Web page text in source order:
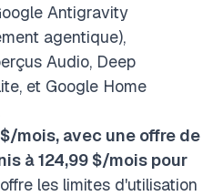
Antigravity
agentique),
Audio, Deep
et Google Home
mois, avec une offre de
à 124,99 $/mois pour
offre les limites d'utilisation